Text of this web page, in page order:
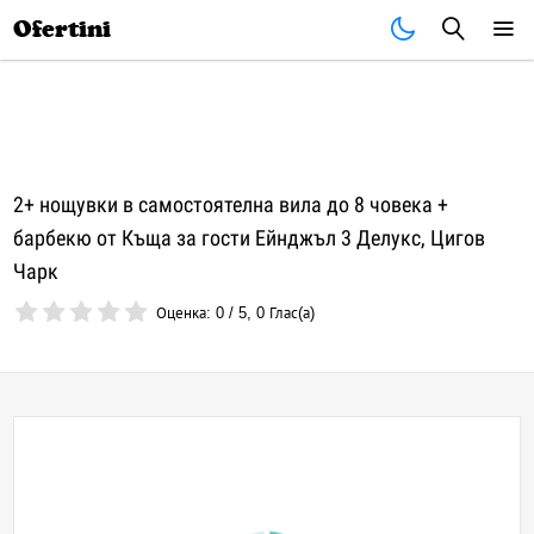
Ofertini
2+ нощувки в самостоятелна вила до 8 човека +
барбекю от Къща за гости Ейнджъл 3 Делукс, Цигов
Чарк
Оценка:0 /5,0 Глас(а)